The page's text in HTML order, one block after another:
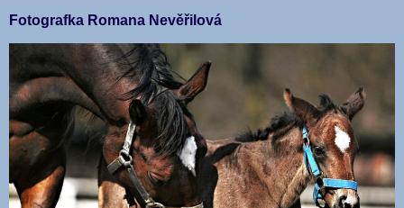
Fotografka Romana Nevěřilová